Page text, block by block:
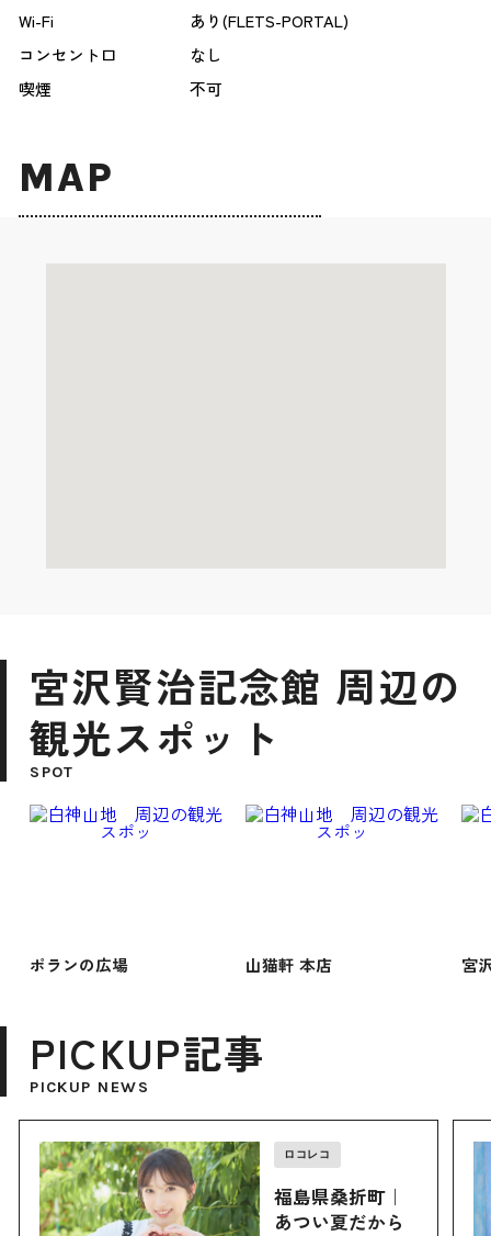
Wi-Fi
あり(FLETS-PORTAL)
コンセント口
なし
喫煙
不可
MAP
宮沢賢治記念館 周辺の
観光スポット
SPOT
ポランの広場 山猫軒 本店 宮
PICKUP記事
PICKUP NEWS
ロコレコ
福島県桑折町｜
あつい夏だから